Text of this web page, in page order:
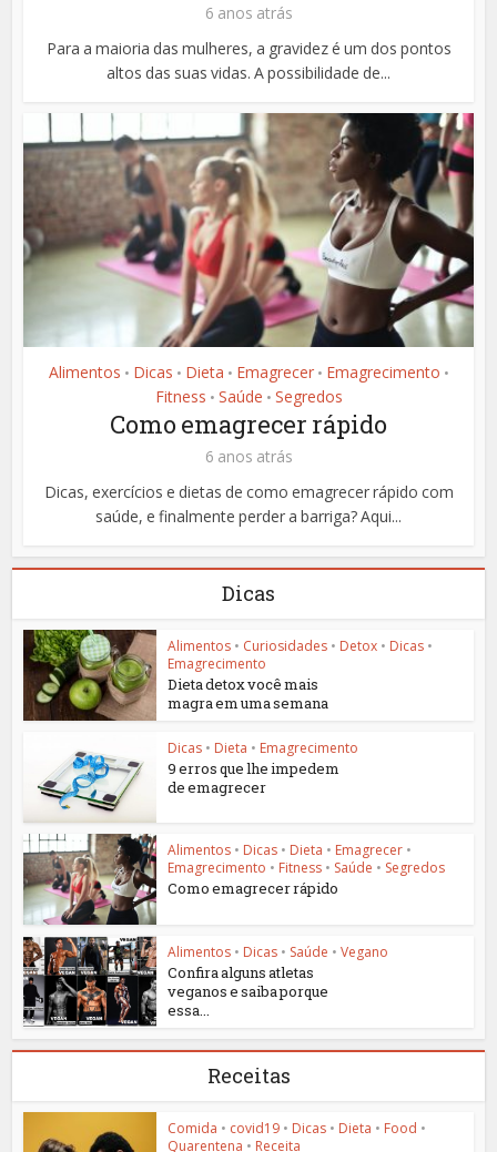
6 anos atrás
Para a maioria das mulheres, a gravidez é um dos pontos
altos das suas vidas. A possibilidade de...
Alimentos • Dicas • Dieta • Emagrecer • Emagrecimento •
Fitness • Saúde • Segredos
Como emagrecer rápido
6 anos atrás
Dicas, exercícios e dietas de como emagrecer rápido com
saúde, e finalmente perder a barriga? Aqui...
Dicas
Alimentos • Curiosidades • Detox • Dicas •
Emagrecimento
Dieta detox você mais
magra em uma semana
Dicas • Dieta • Emagrecimento
9 erros que lhe impedem
de emagrecer
Alimentos • Dicas • Dieta • Emagrecer •
Emagrecimento • Fitness • Saúde • Segredos
Como emagrecer rápido
Alimentos • Dicas • Saúde • Vegano
Confira alguns atletas
veganos e saiba porque
essa...
Receitas
Comida • covid19 • Dicas • Dieta • Food •
Quarentena • Receita